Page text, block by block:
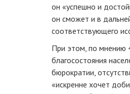
он «успешно и
он сможет и в
соответствующего
При этом, по мнению
благосостояния
бюрократии,
«искренне хочет